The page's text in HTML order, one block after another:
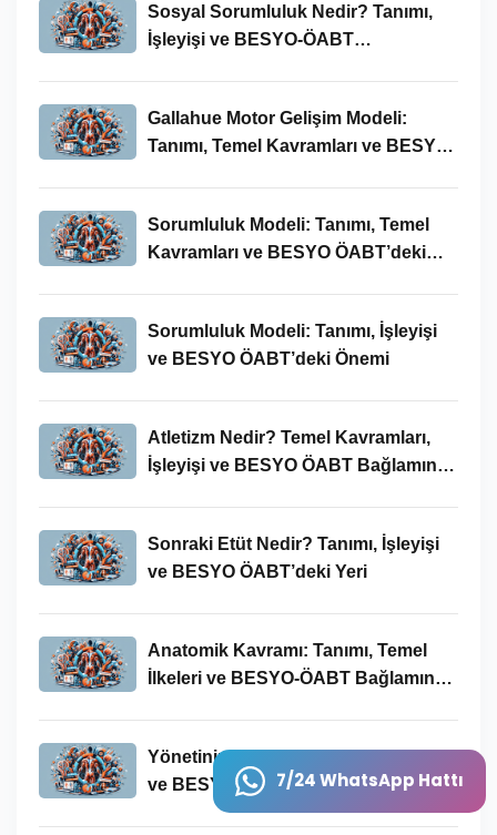
7/24 WhatsApp Hattı
Sosyal Sorumluluk Nedir? Tanımı,
İşleyişi ve BESYO-ÖABT
Gallahue Motor Gelişim Modeli:
Tanımı, Temel Kavramları ve BESYO-
Sorumluluk Modeli: Tanımı, Temel
Kavramları ve BESYO ÖABT’deki
Sorumluluk Modeli: Tanımı, İşleyişi
ve BESYO ÖABT’deki Önemi
Atletizm Nedir? Temel Kavramları,
İşleyişi ve BESYO ÖABT Bağlamında
Sonraki Etüt Nedir? Tanımı, İşleyişi
ve BESYO ÖABT’deki Yeri
Anatomik Kavramı: Tanımı, Temel
İlkeleri ve BESYO-ÖABT Bağlamında
Yönetinin Tanımı, Temel Kavramları
ve BESYO ÖABT’deki Yeri